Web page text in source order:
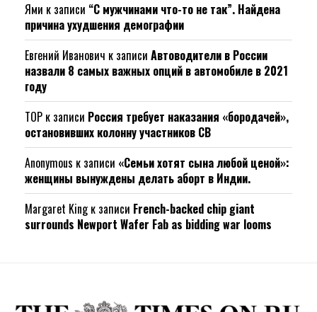
Ями к записи “С мужчинами что-то не так”. Найдена
причина ухудшения демографии
Евгений Иванович к записи Автоводители в России
назвали 8 самых важных опций в автомобиле в 2021
году
ТОР к записи Россия требует наказания «бородачей»,
остановивших колонну участников СВ
Anonymous к записи «Семьи хотят сына любой ценой»:
женщины вынуждены делать аборт в Индии.
Margaret Kingк записи French-backed chip giant
surrounds Newport Wafer Fab as bidding war looms